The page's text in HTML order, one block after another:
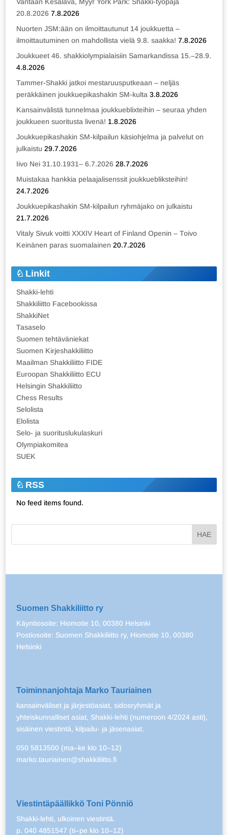
20.8.2026 7.8.2026
Nuorten JSM:ään on ilmoittautunut 14 joukkuetta –
ilmoittautuminen on mahdollista vielä 9.8. saakka! 7.8.2026
Joukkueet 46. shakkiolympialaisiin Samarkandissa 15.–28.9.
4.8.2026
Tammer-Shakki jatkoi mestaruusputkeaan – neljäs
peräkkäinen joukkuepikashakin SM-kulta 3.8.2026
Kansainvälistä tunnelmaa joukkueblixteihin – seuraa yhden
joukkueen suoritusta livenä! 1.8.2026
Joukkuepikashakin SM-kilpailun käsiohjelma ja palvelut on
julkaistu 29.7.2026
Iivo Nei 31.10.1931– 6.7.2026 28.7.2026
Muistakaa hankkia pelaajalisenssit joukkuebliksteihin!
24.7.2026
Joukkuepikashakin SM-kilpailun ryhmäjako on julkaistu
21.7.2026
Vitaly Sivuk voitti XXXIV Heart of Finland Openin – Toivo
Keinänen paras suomalainen 20.7.2026
Linkit
Shakki-lehti
Shakkiliitto Facebookissa
ShakkiNet
Tasaselo
Suomen tehtäväniekat
Suomen Kirjeshakkiliitto
Maailman Shakkiliitto FIDE
Euroopan Shakkiliitto ECU
Helsingin Shakkiliitto
Chess Results
Selolista
Elolista
Selo- ja suorituslukulaskuri
Olympiakomitea
SUEK
RSS
No feed items found.
Suomen Shakkiliitto ry
Käyntiosoite: Hiomotie 10, 00380 Helsinki
Postiosoite: Suomen Shakkiliitto ry, Hiomotie 10, 00380
Helsinki
Toiminnanjohtaja Marko Tauriainen
kansainväliset ja järjestöasiat, sidosryhmät ja
yhteiskunnalliset asiat, Shakki-lehti (numeroon 4/2024 asti),
sisäinen viestintä, kilpailu- ja jäsenasiat.
050 5813500 (ma–ke klo 10–12)
marko.tauriainen@shakkiliitto.fi
Viestintäpäällikkö Toni Pönniö
Shakki-lehti, ulkoinen viestintä.
p. 040 4851547 (ti–pe klo 10–12)